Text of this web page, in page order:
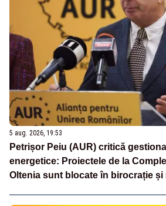
5 aug. 2026, 19:53
Petrișor Peiu (AUR) critică
energetice: Proiectele de la
Oltenia sunt blocate în birocrație